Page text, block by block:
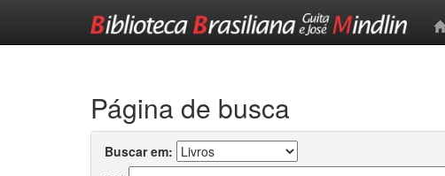
Página de busca
Buscar em: